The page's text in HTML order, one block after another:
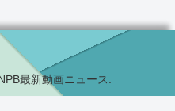
最新動画ニュース.